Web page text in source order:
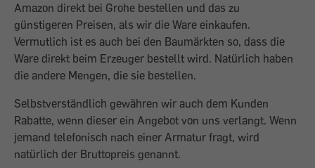
Amazon direkt bei Grohe bestellen und das zu
günstigeren Preisen, als wir die Ware einkaufen.
Vermutlich ist es auch bei den Baumärkten so, dass die
Ware direkt beim Erzeuger bestellt wird. Natürlich haben
die andere Mengen, die sie bestellen.
Selbstverständlich gewähren wir auch dem Kunden
Rabatte, wenn dieser ein Angebot von uns verlangt. Wenn
jemand telefonisch nach einer Armatur fragt, wird
natürlich der Bruttopreis genannt.